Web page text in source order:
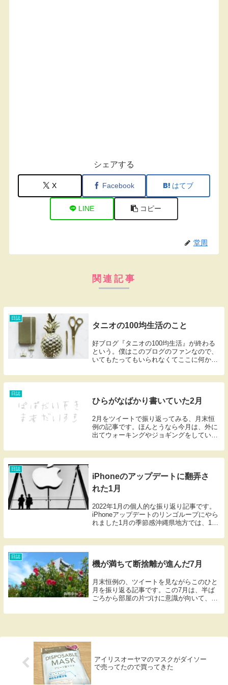
シェアする
X Facebook はてブ
LINE コピー
堂周
関連記事
日誌
タニオの100均生活のこと
好ブログ『タニオの100均生活』が終わる
という。僕はこのブログのファンなので、
いてもたってもいられなくてここに何か書
はその名のとおり100円ショップで買える
もののレビューを中心にした日常ブログ
日誌
ひらがなばかり書いていた2月
2月をツイートで振り返ってみる、月末恒
例の記事です。ほんとうなら今月は、外に
出てウォーキングやジョギングをしていた
の理由で、基本的に家にこもりがちの月に
なった。2月はペン字の練習などをしてい
日誌
iPhoneのアップデートに翻弄さ
れた1月
2022年1月の個人的な振り返り記事です。
iPhoneアップデートのリンゴループにやら
れました1月の季節感沖縄県地方では、1月
くにはありがたい。最高気温が20度を超え
る日が続いて過ごしやすかったけれど、...
日誌
機が満ちて断捨離が進んだ7月
月末恒例の、ツイートを見ながらこのひと
月を振り返る記事です。この7月は、半ば
ごろから部屋の片づけに意識が向いて、減
の困難みたいなことを感じていた月だっ
アイリスオーヤマのマスクがダイソー
で売ってたので買ってきた